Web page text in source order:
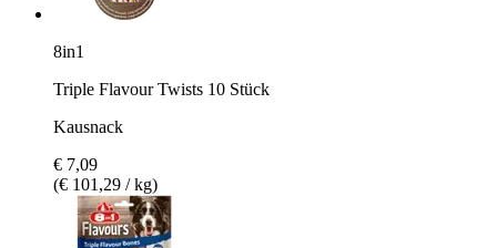
8in1
Triple Flavour Twists 10 Stück
Kausnack
€ 7,09
(€ 101,29 / kg)